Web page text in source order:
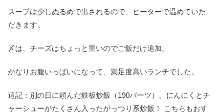
スープは少しぬるめで出されるので、ヒーターで温めていた
だきます。
〆は、チーズはちょっと重いのでご飯だけ追加。
かなりお腹いっぱいになって、満足度高いランチでした。
追記：別の日に頼んだ鉄板炒飯（190バーツ）。にんにくとチ
ャーシューがたくさん入ったがっつり系炒飯！ こちらもおす